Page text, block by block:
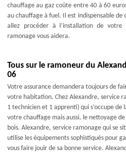
chauffage au gaz coûte entre 40 à 60
au chauffage à fuel. Il est indispensable
allez procéder à l’installation de votre
ramonage vous aidera.
Tous sur le ramoneur du
06
Votre assurance demandera toujours de
votre habitation. Chez Alexandre, service
1 technicien et 1 apprenti) qui s’occupe
votre chauffage mais aussi, le nettoyage
bois. Alexandre, service ramonage qui se
utilise les équipements sophistiqués pour
vous faire jouir de sa bonne service.